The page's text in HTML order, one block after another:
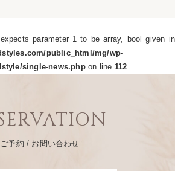
parameter 1 to be array, bool given in
public_html/mg/wp-
single-news.phpon line 112
ご予約 / お問い合わせ